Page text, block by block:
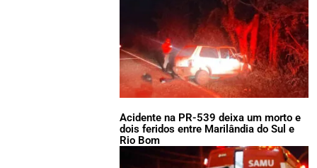
Acidente na PR-539 deixa um morto e
dois feridos entre Marilândia do Sul e
Rio Bom